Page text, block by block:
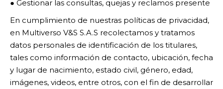
● Gestionar las consultas, quejas y reclamos presente
En cumplimiento de nuestras políticas de privacidad,
en Multiverso V&S S.A.S recolectamos y tratamos
datos personales de identificación de los titulares,
tales como información de contacto, ubicación, fecha
y lugar de nacimiento, estado civil, género, edad,
imágenes, videos, entre otros, con el fin de desarrollar